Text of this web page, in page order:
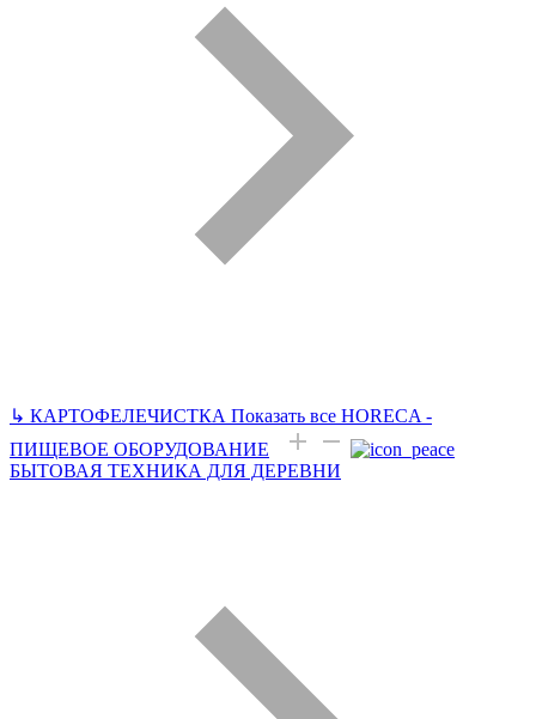
↳ КАРТОФЕЛЕЧИСТКА Показать все HORECA -
ПИЩЕВОЕ ОБОРУДОВАНИЕ
БЫТОВАЯ ТЕХНИКА ДЛЯ ДЕРЕВНИ